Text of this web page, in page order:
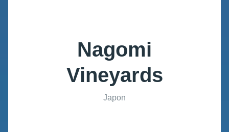
Nagomi
Vineyards
Japon